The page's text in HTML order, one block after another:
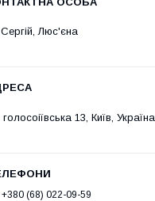
Сергій, Люс'єна
голосоіївська 13, Київ, Україна
+380 (68) 022-09-59